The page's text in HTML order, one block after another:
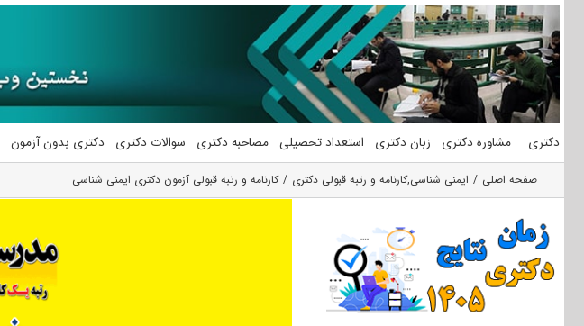
محتوا
دکتری مشاوره دکتری زبان دکتری استعداد تحصیلی مصاحبه دکتری سوالات دکتری دکتری بدون آزمون
صفحه اصلی ایمنی شناسی,کارنامه و رتبه قبولی دکتری کارنامه و رتبه قبولی آزمون دکتری ایمنی شناسی